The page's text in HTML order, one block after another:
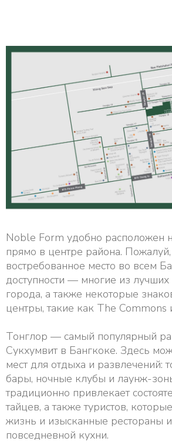
Noble Form удобно расположен
прямо в центре района. Пожалуй,
востребованное место во всем
доступности — многие из
города, а также некоторые
центры, такие как The Commons
Тонглор — самый популярный
Сукхумвит в Бангкоке. Здесь
мест для отдыха и развлечений:
бары, ночные клубы и лаунж-
традиционно привлекает
тайцев, а также туристов,
жизнь и изысканные рестораны
повседневной кухни.